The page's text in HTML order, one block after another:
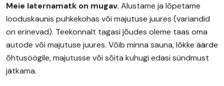
Meie laternamatk on mugav. Alustame ja lõpetame
looduskaunis puhkekohas või majutuse juures (variandid
on erinevad). Teekonnalt tagasi jõudes oleme taas oma
autode või majutuse juures. Võib minna sauna, lõkke äärde
õhtusöögile, majutusse või sõita kuhugi edasi sündmust
jätkama.